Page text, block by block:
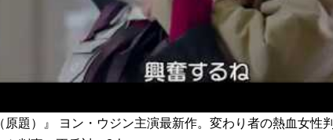
原題）』 ヨン・ウジン主演最新作。変わり者の熱血女性